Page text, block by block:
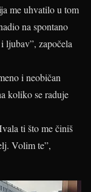
me uhvatilo u tom
na spontano
ljubav”, započela
i neobičan
koliko se raduje
ti što me činiš
Volim te”,